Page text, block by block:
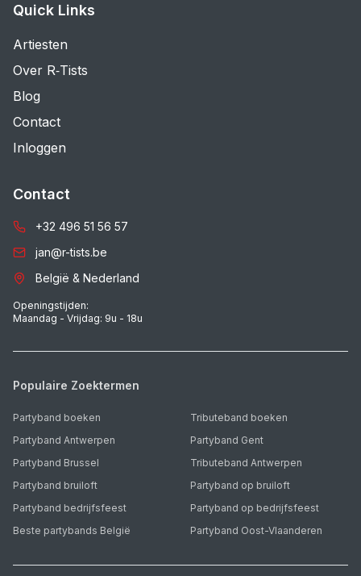
Quick Links
Artiesten
Over R‑Tists
Blog
Contact
Inloggen
Contact
+32 496 51 56 57
jan@r-tists.be
België & Nederland
Openingstijden:
Maandag - Vrijdag: 9u - 18u
Populaire Zoektermen
Partyband boeken
Tributeband boeken
Partyband Antwerpen
Partyband Gent
Partyband Brussel
Tributeband Antwerpen
Partyband bruiloft
Partyband op bruiloft
Partyband bedrijfsfeest
Partyband op bedrijfsfeest
Beste partybands België
Partyband Oost-Vlaanderen